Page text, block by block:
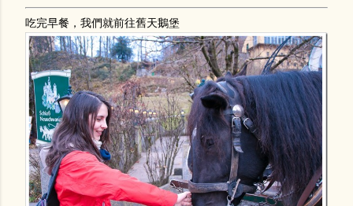
吃完早餐，我們就前往舊天鵝堡